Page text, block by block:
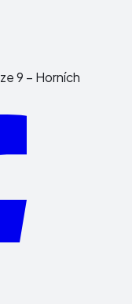
9 – Horních